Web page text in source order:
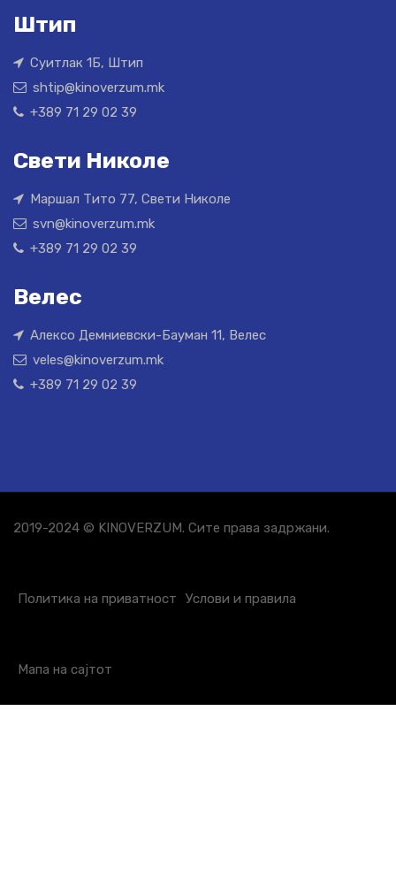
Штип
Суитлак 1Б, Штип
shtip@kinoverzum.mk
+389 71 29 02 39
Свети Николе
Маршал Тито 77, Свети Николе
svn@kinoverzum.mk
+389 71 29 02 39
Велес
Алексо Демниевски-Бауман 11, Велес
veles@kinoverzum.mk
+389 71 29 02 39
2019-2024 © KINOVERZUM. Сите права задржани.
Политика на приватност Услови и правила
Мапа на сајтот